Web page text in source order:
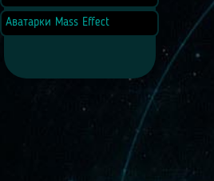
Аватарки Mass Effect